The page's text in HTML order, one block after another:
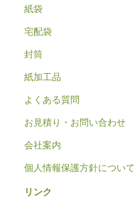
紙袋
宅配袋
封筒
紙加工品
よくある質問
お見積り・お問い合わせ
会社案内
個人情報保護方針について
リンク